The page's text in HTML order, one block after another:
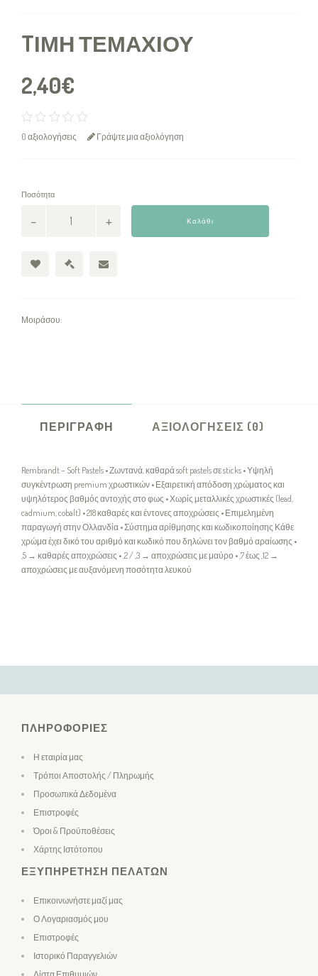
TΙΜΉ ΤΕΜΑΧΊΟΥ
2,40€
0 αξιολογήσεις Γράψτε μια αξιολόγηση
Ποσότητα
Καλάθι
Μοιράσου:
ΠΕΡΙΓΡΑΦΉ ΑΞΙΟΛΟΓΉΣΕΙΣ (0)
Rembrandt – Soft Pastels • Ζωντανά, καθαρά soft pastels σε sticks • Υψηλή
συγκέντρωση premium χρωστικών • Εξαιρετική απόδοση χρώματος και
υψηλότερος βαθμός αντοχής στο φως • Χωρίς μεταλλικές χρωστικές (lead,
cadmium, cobalt) • 218 καθαρές και έντονες αποχρώσεις • Επιμελημένη
παραγωγή στην Ολλανδία • Σύστημα αρίθμησης και κωδικοποίησης Κάθε
χρώμα έχει δικό του αριθμό και κωδικό που δηλώνει τον βαθμό αραίωσης •
,5 → καθαρές αποχρώσεις • ,2 / ,3 → αποχρώσεις με μαύρο • ,7 έως ,12 →
αποχρώσεις με αυξανόμενη ποσότητα λευκού
ΠΛΗΡΟΦΟΡΊΕΣ
Η εταιρία μας
Τρόποι Αποστολής / Πληρωμής
Προσωπικά Δεδομένα
Επιστροφές
Όροι & Προϋποθέσεις
Χάρτης Ιστότοπου
ΕΞΥΠΗΡΈΤΗΣΗ ΠΕΛΑΤΏΝ
Επικοινωνήστε μαζί μας
Ο Λογαριασμός μου
Επιστροφές
Ιστορικό Παραγγελιών